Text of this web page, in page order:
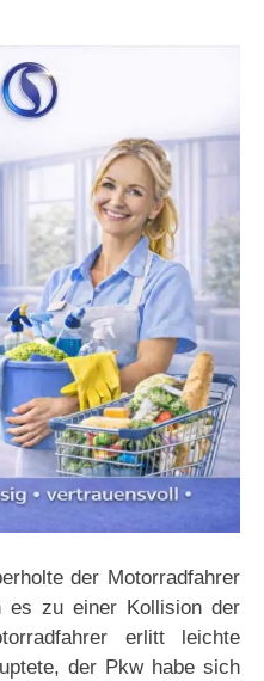
der Motorradfahrer
es zu einer Kollision der
erlitt leichte
der Pkw habe sich